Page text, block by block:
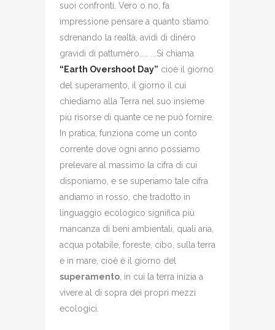
suoi confronti. Vero o no, fa
impressione pensare a quanto stiamo
sdrenando la realtà, avidi di dinéro
gravidi di pattuméro..... ...Si chiama
“Earth Overshoot Day” cioè il giorno
del superamento, il giorno il cui
chiediamo alla Terra nel suo insieme
più risorse di quante ce ne può fornire.
In pratica, funziona come un conto
corrente dove ogni anno possiamo
prelevare al massimo la cifra di cui
disponiamo, e se superiamo tale cifra
andiamo in rosso, che tradotto in
linguaggio ecologico significa più
mancanza di beni ambientali, quali aria,
acqua potabile, foreste, cibo, sulla terra
e in mare, cioè è il giorno del
superamento , in cui la terra inizia a
vivere al di sopra dei propri mezzi
ecologici.